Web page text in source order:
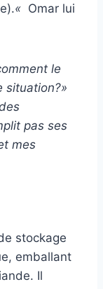
« Omar lui
le
situation?»
pas ses
mes
stockage
emballant
Il